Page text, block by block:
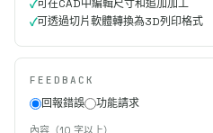
可在CAD中編輯尺寸和追加加工
可透過切片軟體轉換為3D列印格式
FEEDBACK
回報錯誤 功能請求
內容（10 字以上）